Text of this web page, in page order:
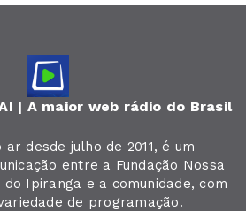
| A maior web rádio do Brasil
desde julho de 2011, é um
entre a Fundação Nossa
do Ipiranga e a comunidade, com
de programação.